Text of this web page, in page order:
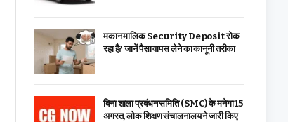
मकान मालिक Security Deposit रोक
रहा है? जानें पैसा वापस लेने का कानूनी तरीका
बिना शाला प्रबंधन समिति (SMC) के मनेगा 15
अगस्त, लोक शिक्षण संचालनालय ने जारी किए